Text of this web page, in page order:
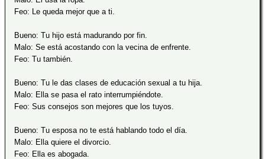
Feo: Le queda mejor que a ti.
Bueno: Tu hijo está madurando por fin.
Malo: Se está acostando con la vecina de enfrente.
Feo: Tu también.
Bueno: Tu le das clases de educación sexual a tu hija.
Malo: Ella se pasa el rato interrumpiéndote.
Feo: Sus consejos son mejores que los tuyos.
Bueno: Tu esposa no te está hablando todo el día.
Malo: Ella quiere el divorcio.
Feo: Ella es abogada.